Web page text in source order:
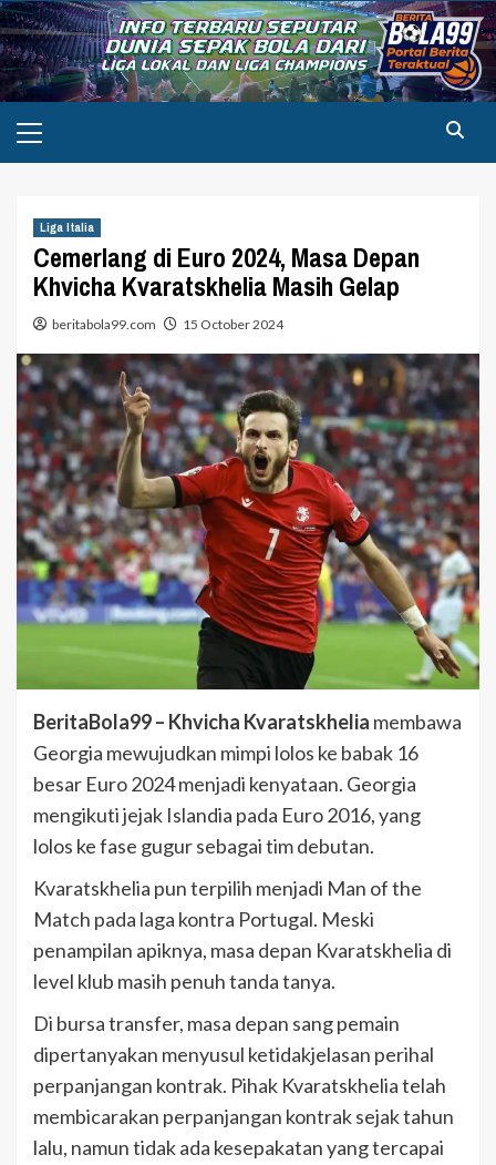
Skip
to
content
Menu
Liga Italia
Cemerlang di Euro 2024, Masa Depan
Khvicha Kvaratskhelia Masih Gelap
beritabola99.com 15 October 2024
BeritaBola99 – Khvicha Kvaratskhelia membawa
Georgia mewujudkan mimpi lolos ke babak 16
besar Euro 2024 menjadi kenyataan. Georgia
mengikuti jejak Islandia pada Euro 2016, yang
lolos ke fase gugur sebagai tim debutan.
Kvaratskhelia pun terpilih menjadi Man of the
Match pada laga kontra Portugal. Meski
penampilan apiknya, masa depan Kvaratskhelia di
level klub masih penuh tanda tanya.
Di bursa transfer, masa depan sang pemain
dipertanyakan menyusul ketidakjelasan perihal
perpanjangan kontrak. Pihak Kvaratskhelia telah
membicarakan perpanjangan kontrak sejak tahun
lalu, namun tidak ada kesepakatan yang tercapai